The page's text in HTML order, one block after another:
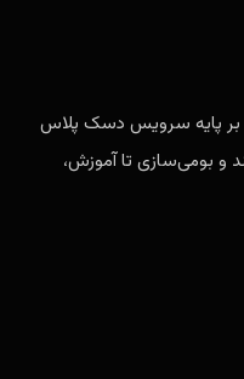
مدانت مجری پیاده‌سازی ITSM و ITIL بر پایه سرویس دسک پلاس
و بومی‌سازی تا آموزش،